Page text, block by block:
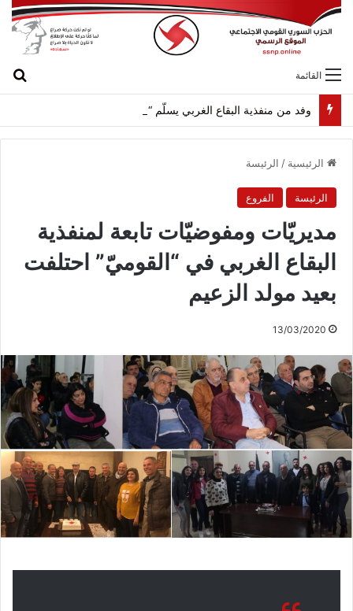
القائمة
الرئيسية / الرئيسة
الرئيسة الفروع
مديريّات ومفوضيّات تابعة لمنفذية
البقاع الغربي في “القوميّ” احتلفت
بعيد مولد الزعيم
13/03/2020